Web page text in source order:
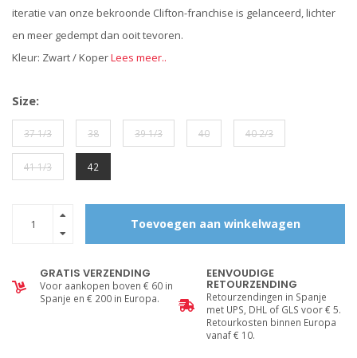
iteratie van onze bekroonde Clifton-franchise is gelanceerd, lichter
en meer gedempt dan ooit tevoren.
Kleur: Zwart / KoperLees meer..
Size:
37 1/3 38 39 1/3 40 40 2/3
41 1/3 42
Toevoegen aan winkelwagen
GRATIS VERZENDING
Voor aankopen boven € 60 in
Spanje en € 200 in Europa.
EENVOUDIGE
RETOURZENDING
Retourzendingen in Spanje
met UPS, DHL of GLS voor € 5.
Retourkosten binnen Europa
vanaf € 10.